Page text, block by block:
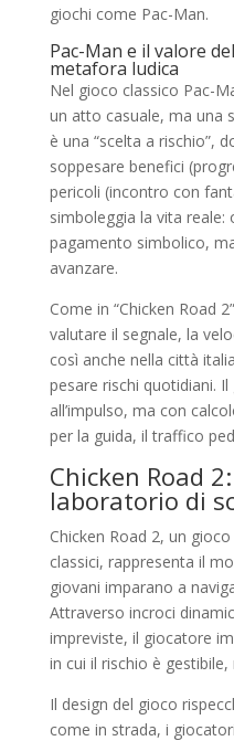
giochi come Pac-Man.
Pac-Man e il valore
metafora ludica
Nel gioco classico Pac-
un atto casuale, ma una
è una “scelta a rischio”,
soppesare benefici
pericoli (incontro con
simboleggia la vita
pagamento simbolico,
avanzare.
Come in “Chicken Road
valutare il segnale, la
così anche nella città
pesare rischi quotidiani.
all’impulso, ma con
per la guida, il traffico
Chicken Road
laboratorio di
Chicken Road 2, un
classici, rappresenta il
giovani imparano a
Attraverso incroci
impreviste, il giocatore
in cui il rischio è gestibile,
Il design del gioco
come in strada, i